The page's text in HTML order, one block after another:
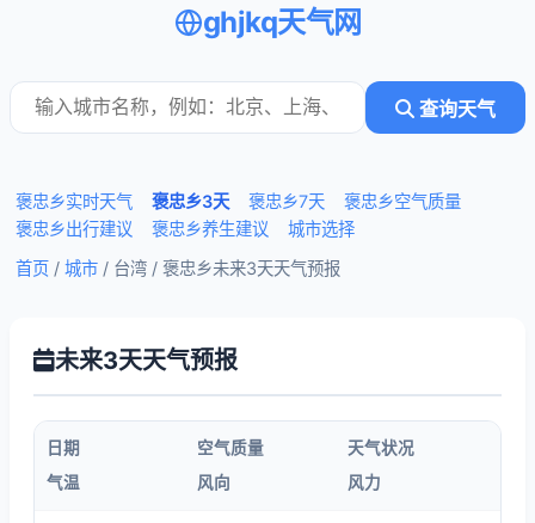
ghjkq天气网
查询天气
褒忠乡实时天气 褒忠乡3天 褒忠乡7天
褒忠乡空气质量
褒忠乡出行建议
褒忠乡养生建议
城市选择
首页 / 城市 / 台湾 / 褒忠乡未来3天天气预报
未来3天天气预报
日期 空气质量
天气状况
气温
风向 风力